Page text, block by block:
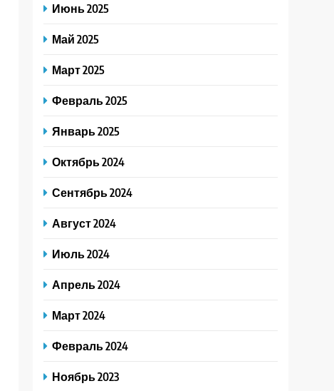
Июнь 2025
Май 2025
Март 2025
Февраль 2025
Январь 2025
Октябрь 2024
Сентябрь 2024
Август 2024
Июль 2024
Апрель 2024
Март 2024
Февраль 2024
Ноябрь 2023